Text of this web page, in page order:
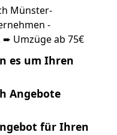
Münster-
-
Umzüge ab 75€
es um Ihren
Angebote
für Ihren